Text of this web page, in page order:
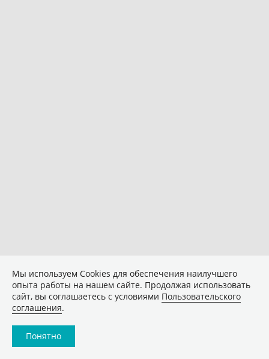
Мы используем Сookies для обеспечения наилучшего
опыта работы на нашем сайте. Продолжая использовать
сайт, вы соглашаетесь с условиями Пользовательского
соглашения.
Понятно